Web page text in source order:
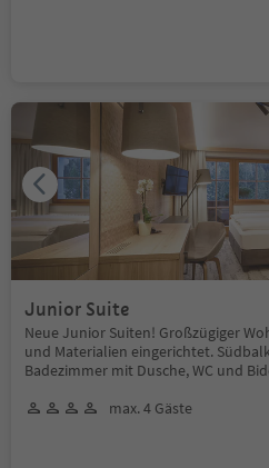
Junior Suite
Neue Junior Suiten! Großzügiger
und Materialien eingerichtet.
Badezimmer mit Dusche, WC und
max. 4 Gäste